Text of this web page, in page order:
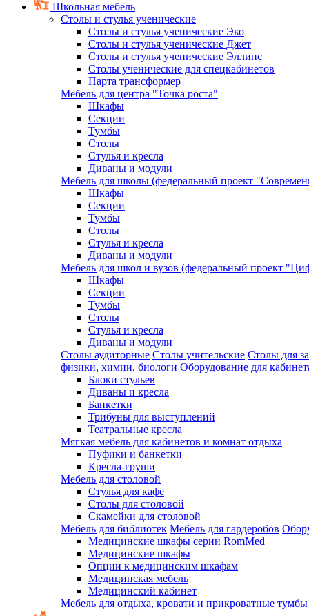
Школьная мебель
Столы и стулья ученические
Столы и стулья ученические Эко
Столы и стулья ученические Джет
Столы и стулья ученические Эллипс
Столы ученические для спецкабинетов
Парта трансформер
Мебель для центра "Точка роста"
Шкафы
Секции
Тумбы
Столы
Стулья и кресла
Диваны и модули
Мебель для школы (федеральный проект
Шкафы
Секции
Тумбы
Столы
Стулья и кресла
Диваны и модули
Мебель для школ и вузов (федеральный проект
Шкафы
Секции
Тумбы
Столы
Стулья и кресла
Диваны и модули
Столы аудиторные Столы учительские Столы для
физики, химии, биологи Оборудование для
Блоки стульев
Диваны и кресла
Банкетки
Трибуны для выступлений
Театральные кресла
Мягкая мебель для кабинетов и комнат отдыха
Пуфики и банкетки
Кресла-груши
Мебель для столовой
Cтулья для кафе
Cтолы для столовой
Скамейки для столовой
Мебель для библиотек Мебель для гардеробов
Медицинские шкафы серии RomMed
Медицинские шкафы
Опции к медицинским шкафам
Медицинская мебель
Медицинский кабинет
Мебель для отдыха, кровати и прикроватные тумбы